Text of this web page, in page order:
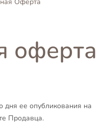
оферта
дня ее опубликования на
Продавца.